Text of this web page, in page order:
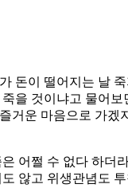
돈이 떨어지는 날
을 것이냐고 물어
거운 마음으로 가
어쩔 수 없다 하
않고 위생관념도